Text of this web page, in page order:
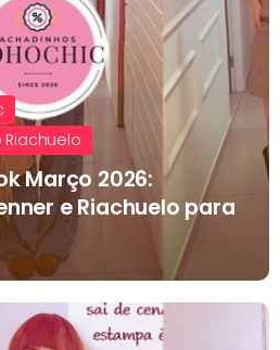
Março 2026:
e Riachuelo para